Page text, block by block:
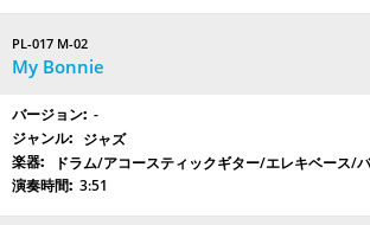
PL-017 M-02
My Bonnie
-
ジャズ
ドラム/アコースティックギター/エレキベース/
3:51